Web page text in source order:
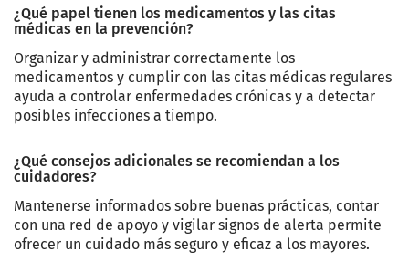
¿Qué papel tienen los medicamentos y las citas
médicas en la prevención?
Organizar y administrar correctamente los
medicamentos y cumplir con las citas médicas regulares
ayuda a controlar enfermedades crónicas y a detectar
posibles infecciones a tiempo.
¿Qué consejos adicionales se recomiendan a los
cuidadores?
Mantenerse informados sobre buenas prácticas, contar
con una red de apoyo y vigilar signos de alerta permite
ofrecer un cuidado más seguro y eficaz a los mayores.